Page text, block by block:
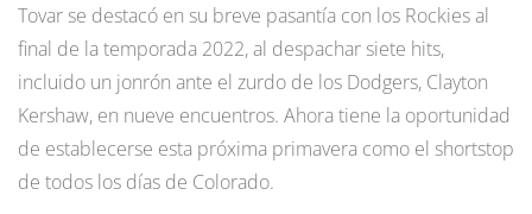
Tovar se destacó en su breve pasantía con los Rockies al
final de la temporada 2022, al despachar siete hits,
incluido un jonrón ante el zurdo de los Dodgers, Clayton
Kershaw, en nueve encuentros. Ahora tiene la oportunidad
de establecerse esta próxima primavera como el shortstop
de todos los días de Colorado.